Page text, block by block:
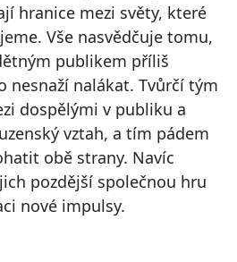
hranice mezi světy, které
Vše nasvědčuje tomu,
publikem příliš
nesnaží nalákat. Tvůrčí tým
dospělými v publiku a
vztah, a tím pádem
obě strany. Navíc
pozdější společnou hru
nové impulsy.